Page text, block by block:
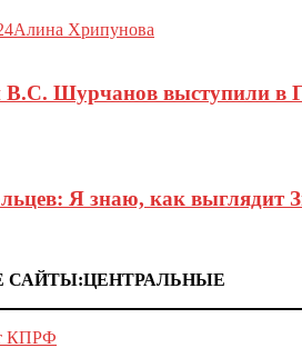
Алина Хрипунова
Шурчанов выступили в
Я знаю, как выглядит
КПРФ